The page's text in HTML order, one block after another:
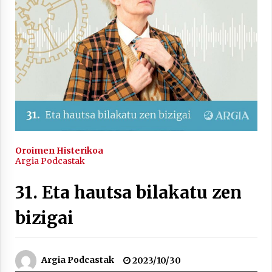
inguruko tailerraren audioa
2021/11/25
Mahai-ingurua: irratia, podcastak
eta ondoren zer?
2021/11/12
Oroimen Histerikoa
Argia Podcastak
31. Eta hautsa bilakatu zen
bizigai
Argia Podcastak
2023/10/30